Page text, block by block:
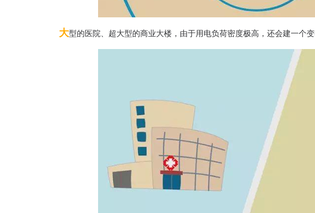
大型的医院、超大型的商业大楼，由于用电负荷密度极高，还会建一个变